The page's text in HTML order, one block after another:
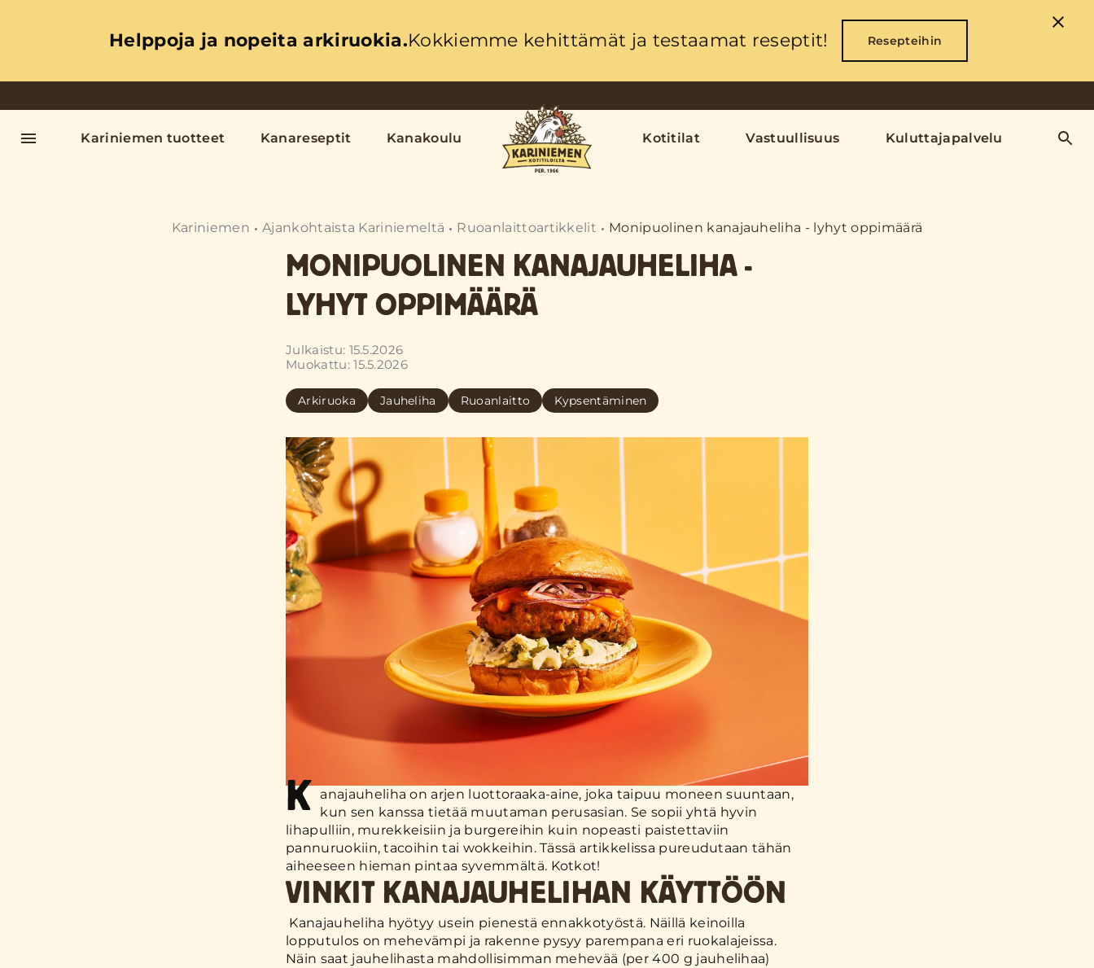
Helppoja ja nopeita arkiruokia.Kokkiemme kehittämät ja testaamat reseptit! Resepteihin
Kariniemen tuotteet Kanareseptit Kanakoulu Kotitilat Vastuullisuus Kuluttajapalvelu
Kariniemen Ajankohtaista Kariniemeltä Ruoanlaittoartikkelit Monipuolinen kanajauheliha - lyhyt oppimäärä
MONIPUOLINEN KANAJAUHELIHA -
LYHYT OPPIMÄÄRÄ
Julkaistu: 15.5.2026
Muokattu: 15.5.2026
Arkiruoka Jauheliha Ruoanlaitto Kypsentäminen
K anajauheliha on arjen luottoraaka-aine, joka taipuu moneen suuntaan,
kun sen kanssa tietää muutaman perusasian. Se sopii yhtä hyvin
lihapulliin, murekkeisiin ja burgereihin kuin nopeasti paistettaviin
pannuruokiin, tacoihin tai wokkeihin. Tässä artikkelissa pureudutaan tähän
aiheeseen hieman pintaa syvemmältä. Kotkot!
VINKIT KANAJAUHELIHAN KÄYTTÖÖN
Kanajauheliha hyötyy usein pienestä ennakkotyöstä. Näillä keinoilla
lopputulos on mehevämpi ja rakenne pysyy parempana eri ruokalajeissa.
Näin saat jauhelihasta mahdollisimman mehevää (per 400 g jauhelihaa)